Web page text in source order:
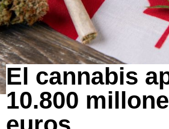
El cannabis
10.800